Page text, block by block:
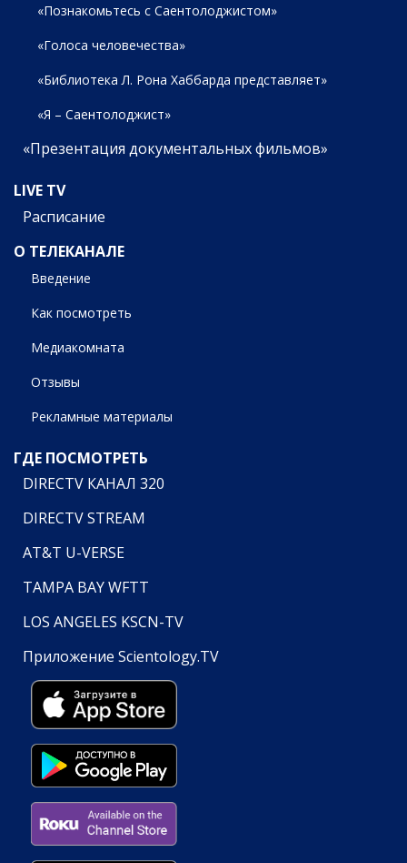
«Познакомьтесь с Саентолоджистом»
«Голоса человечества»
«Библиотека Л. Рона Хаббарда представляет»
«Я – Саентолоджист»
«Презентация документальных фильмов»
LIVE TV
Расписание
О ТЕЛЕКАНАЛЕ
Введение
Как посмотреть
Медиакомната
Отзывы
Рекламные материалы
ГДЕ ПОСМОТРЕТЬ
DIRECTV КАНАЛ 320
DIRECTV STREAM
AT&T U-VERSE
TAMPA BAY WFTT
LOS ANGELES KSCN-TV
Приложение Scientology.TV